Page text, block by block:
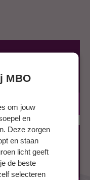
MBO
om jouw
en
Deze zorgen
en staan
licht geeft
de beste
selecteren